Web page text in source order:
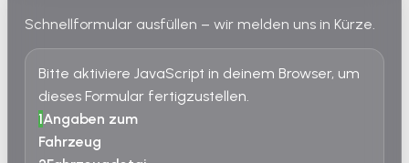
Schnellformular ausfüllen – wir melden uns in Kürze.
Bitte aktiviere JavaScript in deinem Browser, um
dieses Formular fertigzustellen.
1Angaben zum
Fahrzeug